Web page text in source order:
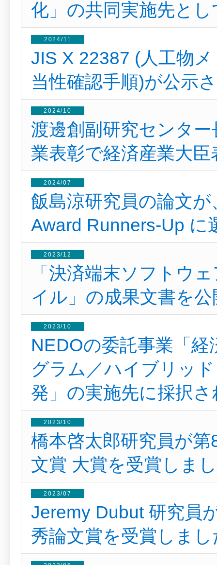
化」の共同実施先と
2024/11
JIS X 22387 (人工物
当性確認手順)が公示
2024/10
渡邊創副研究センタ
業表彰で経済産業大
2024/07
飯島涼研究員の論文
Award Runners-Up に
2023/12
「決済端末ソフトウ
イル」の成果文書を公
2023/10
NEDOの委託事業「
グラム／ハイブリッ
発」の実施先に採択
2023/10
橋本啓太郎研究員が
文賞 大賞を受賞しま
2023/07
Jeremy Dubut 研究員
秀論文賞を受賞しまし